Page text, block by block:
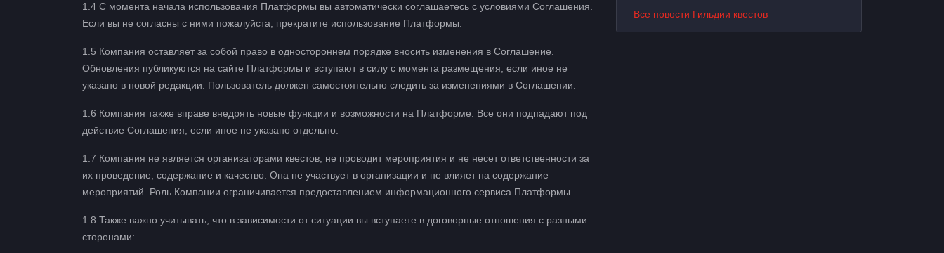
1.4 С момента начала использования Платформы вы автоматически соглашаетесь с условиями Соглашения.
Если вы не согласны с ними пожалуйста, прекратите использование Платформы.
1.5 Компания оставляет за собой право в одностороннем порядке вносить изменения в Соглашение.
Обновления публикуются на сайте Платформы и вступают в силу с момента размещения, если иное не
указано в новой редакции. Пользователь должен самостоятельно следить за изменениями в Соглашении.
1.6 Компания также вправе внедрять новые функции и возможности на Платформе. Все они подпадают под
действие Соглашения, если иное не указано отдельно.
1.7 Компания не является организаторами квестов, не проводит мероприятия и не несет ответственности за
их проведение, содержание и качество. Она не участвует в организации и не влияет на содержание
мероприятий. Роль Компании ограничивается предоставлением информационного сервиса Платформы.
1.8 Также важно учитывать, что в зависимости от ситуации вы вступаете в договорные отношения с разными
сторонами:
Все новости Гильдии квестов